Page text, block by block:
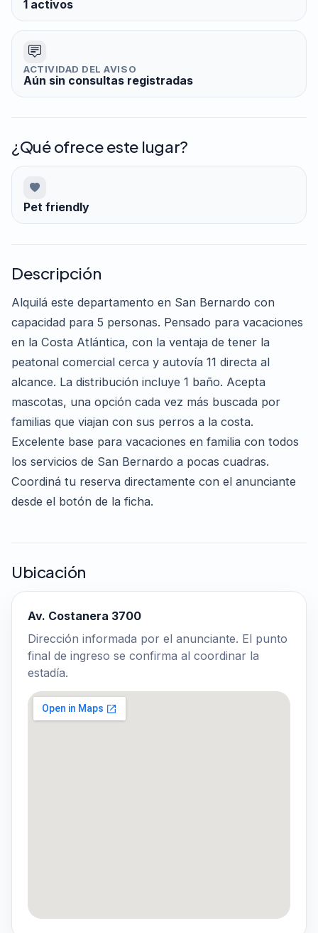
1 activos
ACTIVIDAD DEL AVISO
Aún sin consultas registradas
¿Qué ofrece este lugar?
Pet friendly
Descripción
Alquilá este departamento en San Bernardo con
capacidad para 5 personas. Pensado para vacaciones
en la Costa Atlántica, con la ventaja de tener la
peatonal comercial cerca y autovía 11 directa al
alcance. La distribución incluye 1 baño. Acepta
mascotas, una opción cada vez más buscada por
familias que viajan con sus perros a la costa.
Excelente base para vacaciones en familia con todos
los servicios de San Bernardo a pocas cuadras.
Coordiná tu reserva directamente con el anunciante
desde el botón de la ficha.
Ubicación
Av. Costanera 3700
Dirección informada por el anunciante. El punto
final de ingreso se confirma al coordinar la
estadía.